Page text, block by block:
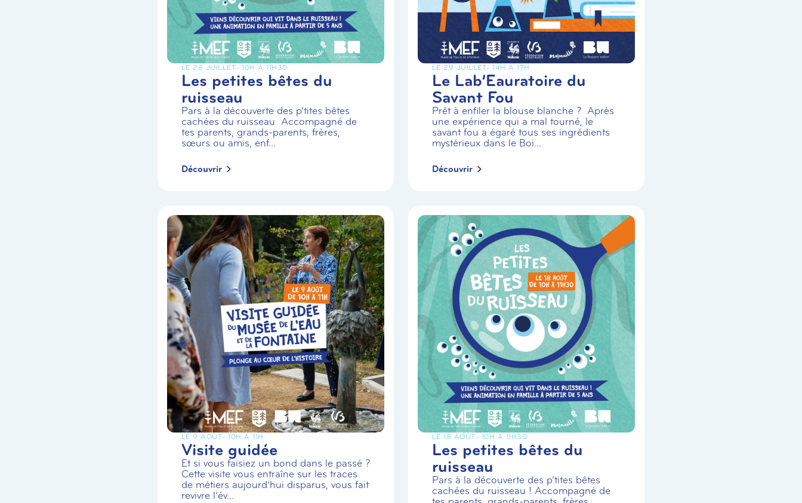
LE 28 JUILLET- 10H À 11H30
Les petites bêtes du
ruisseau
Pars à la découverte des p’tites bêtes
cachées du ruisseau Accompagné de
tes parents, grands-parents, frères,
sœurs ou amis, enf...
Découvrir
LE 29 JUILLET- 14H À 17H
Le Lab’Eauratoire du
Savant Fou
Prêt à enfiler la blouse blanche ? Après
une expérience qui a mal tourné, le
savant fou a égaré tous ses ingrédients
mystérieux dans le Boi...
Découvrir
LE 9 AOÛT- 10H À 11H
Visite guidée
Et si vous faisiez un bond dans le passé ?
Cette visite vous entraîne sur les traces
de métiers aujourd’hui disparus, vous fait
revivre l’év...
LE 18 AOÛT- 10H À 11H30
Les petites bêtes du
ruisseau
Pars à la découverte des p’tites bêtes
cachées du ruisseau ! Accompagné de